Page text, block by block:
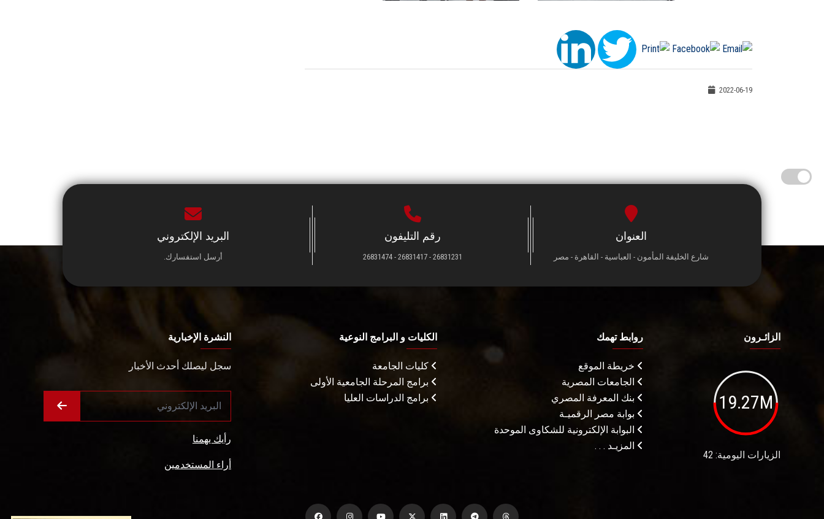
2022-06-19
العنوان
شارع الخليفة المأمون - العباسية - القاهرة - مصر
رقم التليفون
26831231 - 26831417 - 26831474
البريد الإلكتروني
أرسل استفسارك.
الزائـرون
19.27M
الزيارات اليومية: 42
روابط تهمك
خريطة الموقع
الجامعات المصرية
بنك المعرفة المصري
بوابة مصر الرقميـة
البوابة الإلكترونية للشكاوى الموحدة
المزيـد . . .
الكليات و البرامج النوعية
كليات الجامعة
برامج المرحلة الجامعية الأولى
برامج الدراسات العليا
النشرة الإخبارية
سجل ليصلك أحدث الأخبار
رأيك يهمنا
أراء المستخدمين